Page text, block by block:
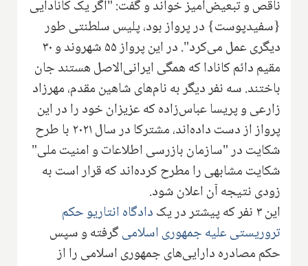
ناقص و تبعیض‌آمیز خواند و گفت: "اگر یک کانادایی
{سفیدپوست} در پرواز بود، پلیس سلطنتی طور
دیگری عمل می‌کرد". در این پرواز ۵۵ شهروند و ۳۰
مقیم دائم کانادا که همگی ایرانی‌الاصل هستند جان
باختند. سه نفر دیگر به نام‌های شاهین مقدم، مهرزاد
زارعی و پریسا عباس‌زاده که عزیزان خود را در این
پرواز از دست داده‌اند، مشترکا در سال ۲۰۲۱ با طرح
شکایت در "سازمان بازرسی اطلاعات و امنیت ملی"
شکایت مشابهی را مطرح کرده‌اند که قرار است به
زودی نتیجه آن اعلان شود.
این ۳ نفر که پیشتر در یک
دادگاه انتاریو حکم
تروریستی علیه جمهوری اسلامیگرفته و سپس
حکم مصادره دارایی‌های جمهوری اسلامی را از